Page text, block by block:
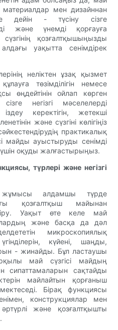
материалдар мен дизайннан
дейін - түсіну сізге
және үнемді қорғауға
қозғалтқышыңызды
уақытта сенімдірек
неліктен ұзақ қызмет
төзімділігін немесе
өңдейтінін ойлап көрген
негізгі мәселелерді
керектігін, жетекші
және сүзгіні көлігіңіз
практикалық
майды ауыстыруды сенімді
оқуды жалғастырыңыз.
түрлері және негізгі
жұмысы алдамшы түрде
қозғалтқыш майынан
Уақыт өте келе май
және басқа да дәл
микроскопиялық
күйені, шаңды,
- жинайды. Бұл ластаушы
май сүзгісі майдың
сипаттамаларын сақтайды
майлайтын қорғаныш
Бірақ функциясы
конструкциялар мен
және қозғалтқышты